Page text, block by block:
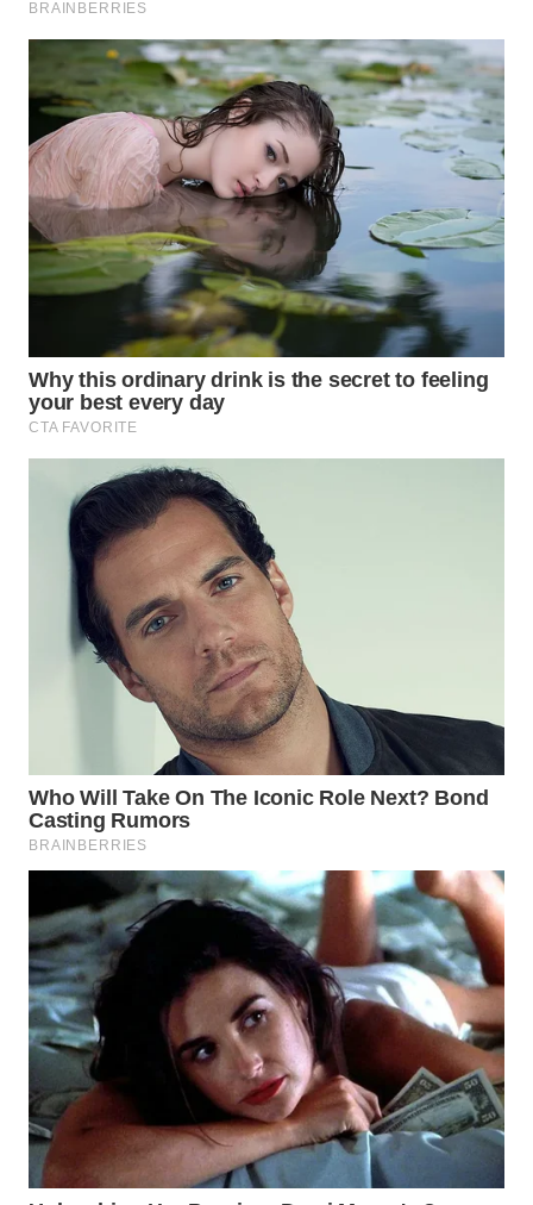
WN
SULSEL
WN
GORONTALO
WN
SULUT
WN
MALUKU
WN
MALUT
WN
DANAU
WN
WN
TAPANULI
SELATAN
WN
TANJUNG
LESUNG
WN
SIMALUNGUN